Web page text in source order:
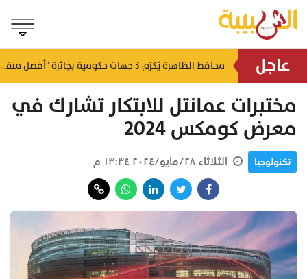
عاجل
منذ ٦ ساعات منذ ٦ ساعات محافظ الظاهرة يُكرّم 3 جهات حكومية بجائزة "أفضل منفذ تقديم خدمة" لعام 2025
مختبرات عمانتل للابتكار تشارك في
معرض كومكس 2024
تكنولوجيا الثلاثاء ٢٨/مايو/٢٠٢٤ ١٣:٣٤ م